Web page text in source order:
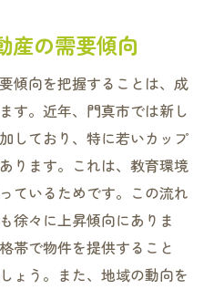
産の需要傾向
傾向を把握することは、成
す。近年、門真市では新し
しており、特に若いカップ
ります。これは、教育環境
ているためです。この流れ
徐々に上昇傾向にありま
帯で物件を提供すること
ょう。また、地域の動向を